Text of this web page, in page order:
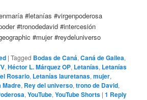
#letanías #virgenpoderosa
#tronodedavid #intercesión
#mujer #reydeluniverso
|Tagged Bodas de Caná,Caná de Gailea,
,Héctor L. Márquez OP, Letanías, Letanías
Rosario, Letanías lauretanas,mujer,
Madre, Rey del universo,trono de David,
,YouTube,YouTube Shorts |1 Reply